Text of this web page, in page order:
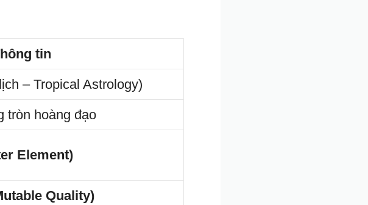
tin
– Tropical Astrology)
tròn hoàng đạo
Element)
Quality)